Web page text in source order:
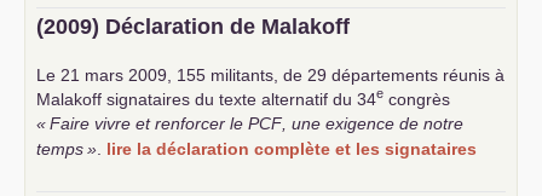
(2009) Déclaration de Malakoff
Le 21 mars 2009, 155 militants, de 29 départements réunis à
Malakoff signataires du texte alternatif du 34e congrès
«Faire vivre et renforcer le PCF , une exigence de notre
temps» lire la déclaration complète et les signataires